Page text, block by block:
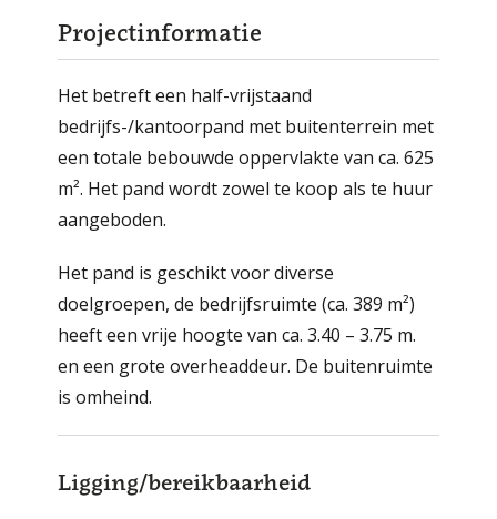
Projectinformatie
Het betreft een half-vrijstaand
bedrijfs-/kantoorpand met buitenterrein met
een totale bebouwde oppervlakte van ca. 625
m². Het pand wordt zowel te koop als te huur
aangeboden.
Het pand is geschikt voor diverse
doelgroepen, de bedrijfsruimte (ca. 389 m²)
heeft een vrije hoogte van ca. 3.40 – 3.75 m.
en een grote overheaddeur. De buitenruimte
is omheind.
Ligging/bereikbaarheid